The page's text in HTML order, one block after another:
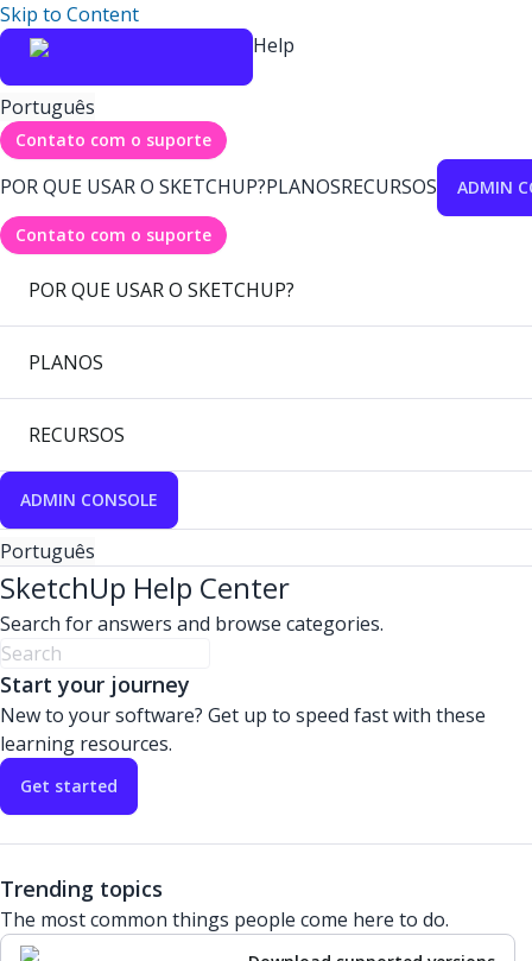
Skip to Content
Help
Português
Contato com o suporte
POR QUE USAR O SKETCHUP?PLANOSRECURSOS ADMIN
Contato com o suporte
POR QUE USAR O SKETCHUP?
PLANOS
RECURSOS
ADMIN CONSOLE
Português
SketchUp Help Center
Search for answers and browse categories.
Start your journey
New to your software? Get up to speed fast with these
learning resources.
Get started
Trending topics
The most common things people come here to do.